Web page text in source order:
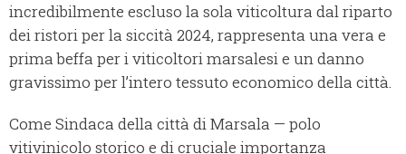
incredibilmente escluso la sola viticoltura dal riparto
dei ristori per la siccità 2024, rappresenta una vera e
prima beffa per i viticoltori marsalesi e un danno
gravissimo per l’intero tessuto economico della città.
Come Sindaca della città di Marsala — polo
vitivinicolo storico e di cruciale importanza